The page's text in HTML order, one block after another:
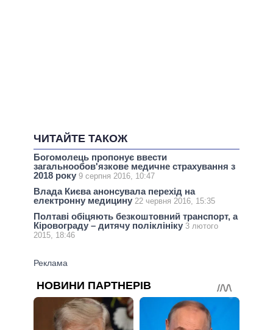
ЧИТАЙТЕ ТАКОЖ
Богомолець пропонує ввести
загальнообов'язкове медичне страхування з
2018 року 9 серпня 2016, 10:47
Влада Києва анонсувала перехід на
електронну медицину 22 червня 2016, 15:35
Полтаві обіцяють безкоштовний транспорт, а
Кіровограду – дитячу поліклініку 3 лютого
2015, 18:46